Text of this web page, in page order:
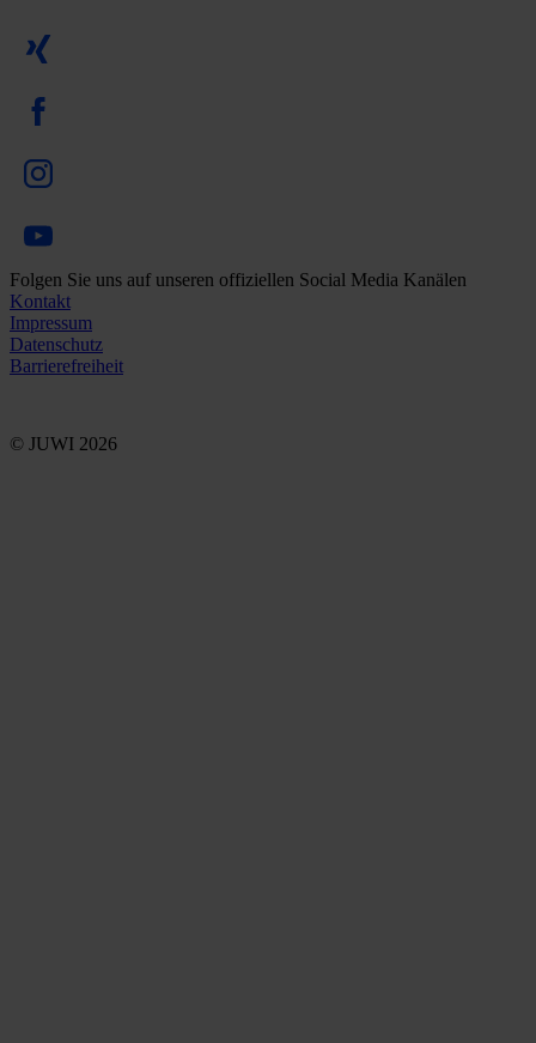
Folgen Sie uns auf unseren offiziellen Social Media Kanälen
Kontakt
Impressum
Datenschutz
Barrierefreiheit
© JUWI 2026